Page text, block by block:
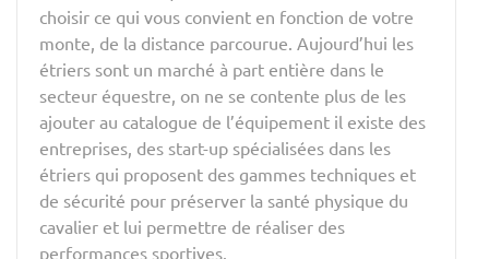
choisir ce qui vous convient en fonction de votre
monte, de la distance parcourue. Aujourd’hui les
étriers sont un marché à part entière dans le
secteur équestre, on ne se contente plus de les
ajouter au catalogue de l’équipement il existe des
entreprises, des start-up spécialisées dans les
étriers qui proposent des gammes techniques et
de sécurité pour préserver la santé physique du
cavalier et lui permettre de réaliser des
performances sportives.